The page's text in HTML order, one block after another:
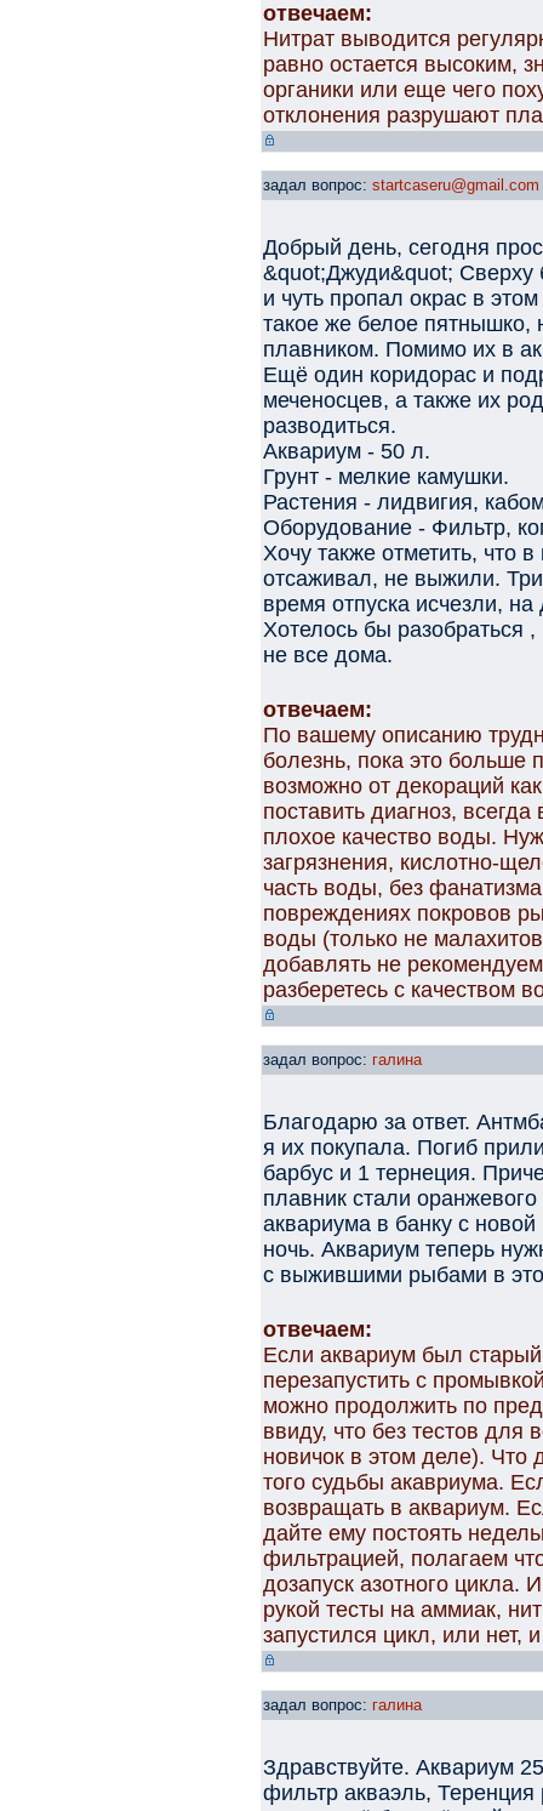
отвечаем:
Нитрат выводится
равно остается высоким,
органики или еще чего
отклонения разрушают
задал вопрос: startcaseru@gmail.com
Добрый день, сегодня
&quot;Джуди&quot; Сверху
и чуть пропал окрас в
такое же белое пятнышко,
плавником. Помимо их в
Ещё один коридорас и
меченосцев, а также их
разводиться.
Аквариум - 50 л.
Грунт - мелкие камушки.
Растения - лидвигия,
Оборудование - Фильтр,
Хочу также отметить, что
отсаживал, не выжили.
время отпуска исчезли,
Хотелось бы разобраться
не все дома.
отвечаем:
По вашему описанию
болезнь, пока это больше
возможно от декораций
поставить диагноз,
плохое качество воды.
загрязнения, кислотно-
часть воды, без
повреждениях покровов
воды (только не
добавлять не
разберетесь с качеством
задал вопрос: галина
Благодарю за ответ.
я их покупала. Погиб
барбус и 1 тернеция.
плавник стали
аквариума в банку с
ночь. Аквариум теперь
с выжившими рыбами в
отвечаем:
Если аквариум был
перезапустить с
можно продолжить по
ввиду, что без тестов
новичок в этом деле). Что
того судьбы акавриума.
возвращать в аквариум.
дайте ему постоять
фильтрацией, полагаем
дозапуск азотного цикла.
рукой тесты на аммиак,
запустился цикл, или нет,
задал вопрос: галина
Здравствуйте. Аквариум
фильтр акваэль,